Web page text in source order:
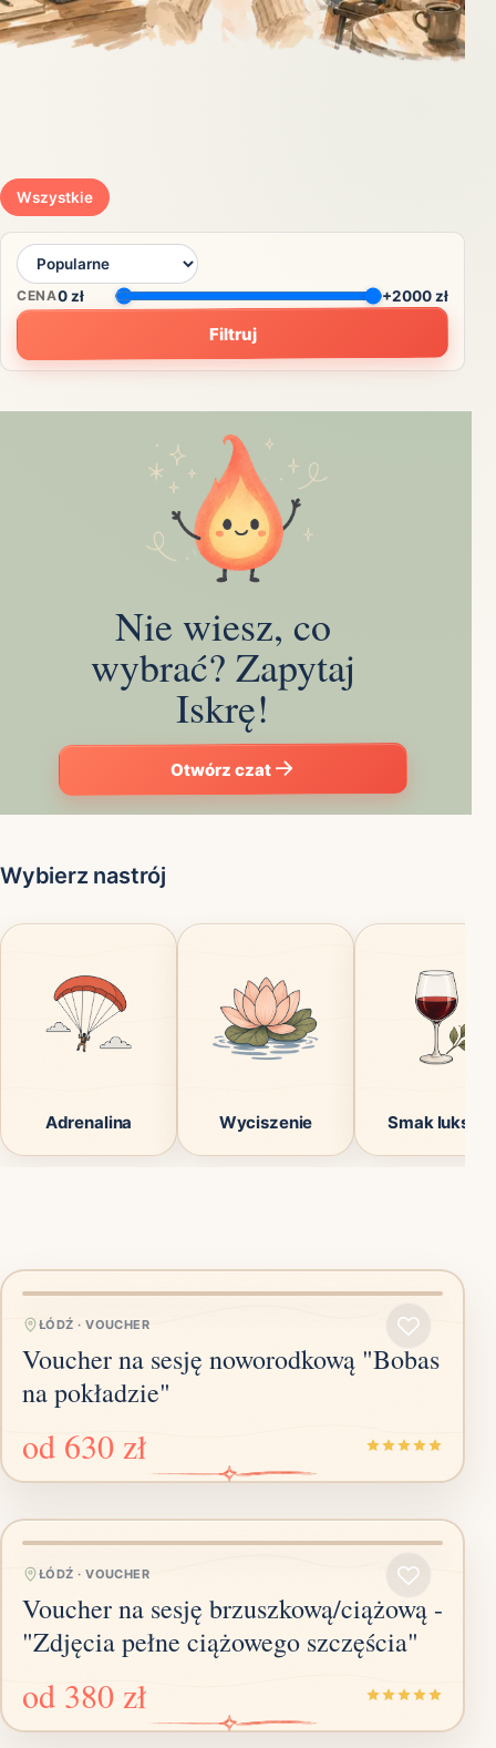
Wszystkie
CENA0zł +2000 zł
Filtruj
Nie wiesz, co
wybrać? Zapytaj
Iskrę!
Otwórz czat
Wybierz nastrój
Adrenalina Wyciszenie Smak
ŁÓDŹ ·VOUCHER
Voucher na sesję noworodkową "Bobas
na pokładzie"
od 630 zł
ŁÓDŹ ·VOUCHER
Voucher na sesję brzuszkową/ciążową -
"Zdjęcia pełne ciążowego szczęścia"
od 380 zł